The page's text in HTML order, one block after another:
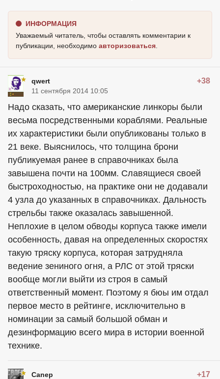
ИНФОРМАЦИЯ
Уважаемый читатель, чтобы оставлять комментарии к
публикации, необходимо авторизоваться
qwert +38
11 сентября 2014 10:05
Надо сказать, что американские линкоры были
весьма посредственными кораблями. Реальные
их характеристики были опубликованы только в
21 веке. Выяснилось, что толщина брони
публикуемая ранее в справочниках была
завышена почти на 100мм. Славящиеся своей
быстроходностью, на практике они не додавали
4 узла до указанных в справочниках. Дальность
стрельбы также оказалась завышенной.
Неплохие в целом обводы корпуса также имели
особенность, давая на определенных скоростях
такую тряску корпуса, которая затрудняла
ведение зениного огня, а РЛС от этой тряски
вообще могли выйти из строя в самый
ответственный момент. Поэтому я бюы им отдал
первое место в рейтинге, исключительно в
номинации за самый большой обман и
дезинформацию всего мира в истории военной
технике.
Canep +17